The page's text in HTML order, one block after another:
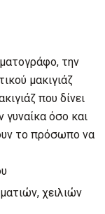
την
μακιγιάζ
που δίνει
γυναίκα όσο και
το πρόσωπο να
χειλιών